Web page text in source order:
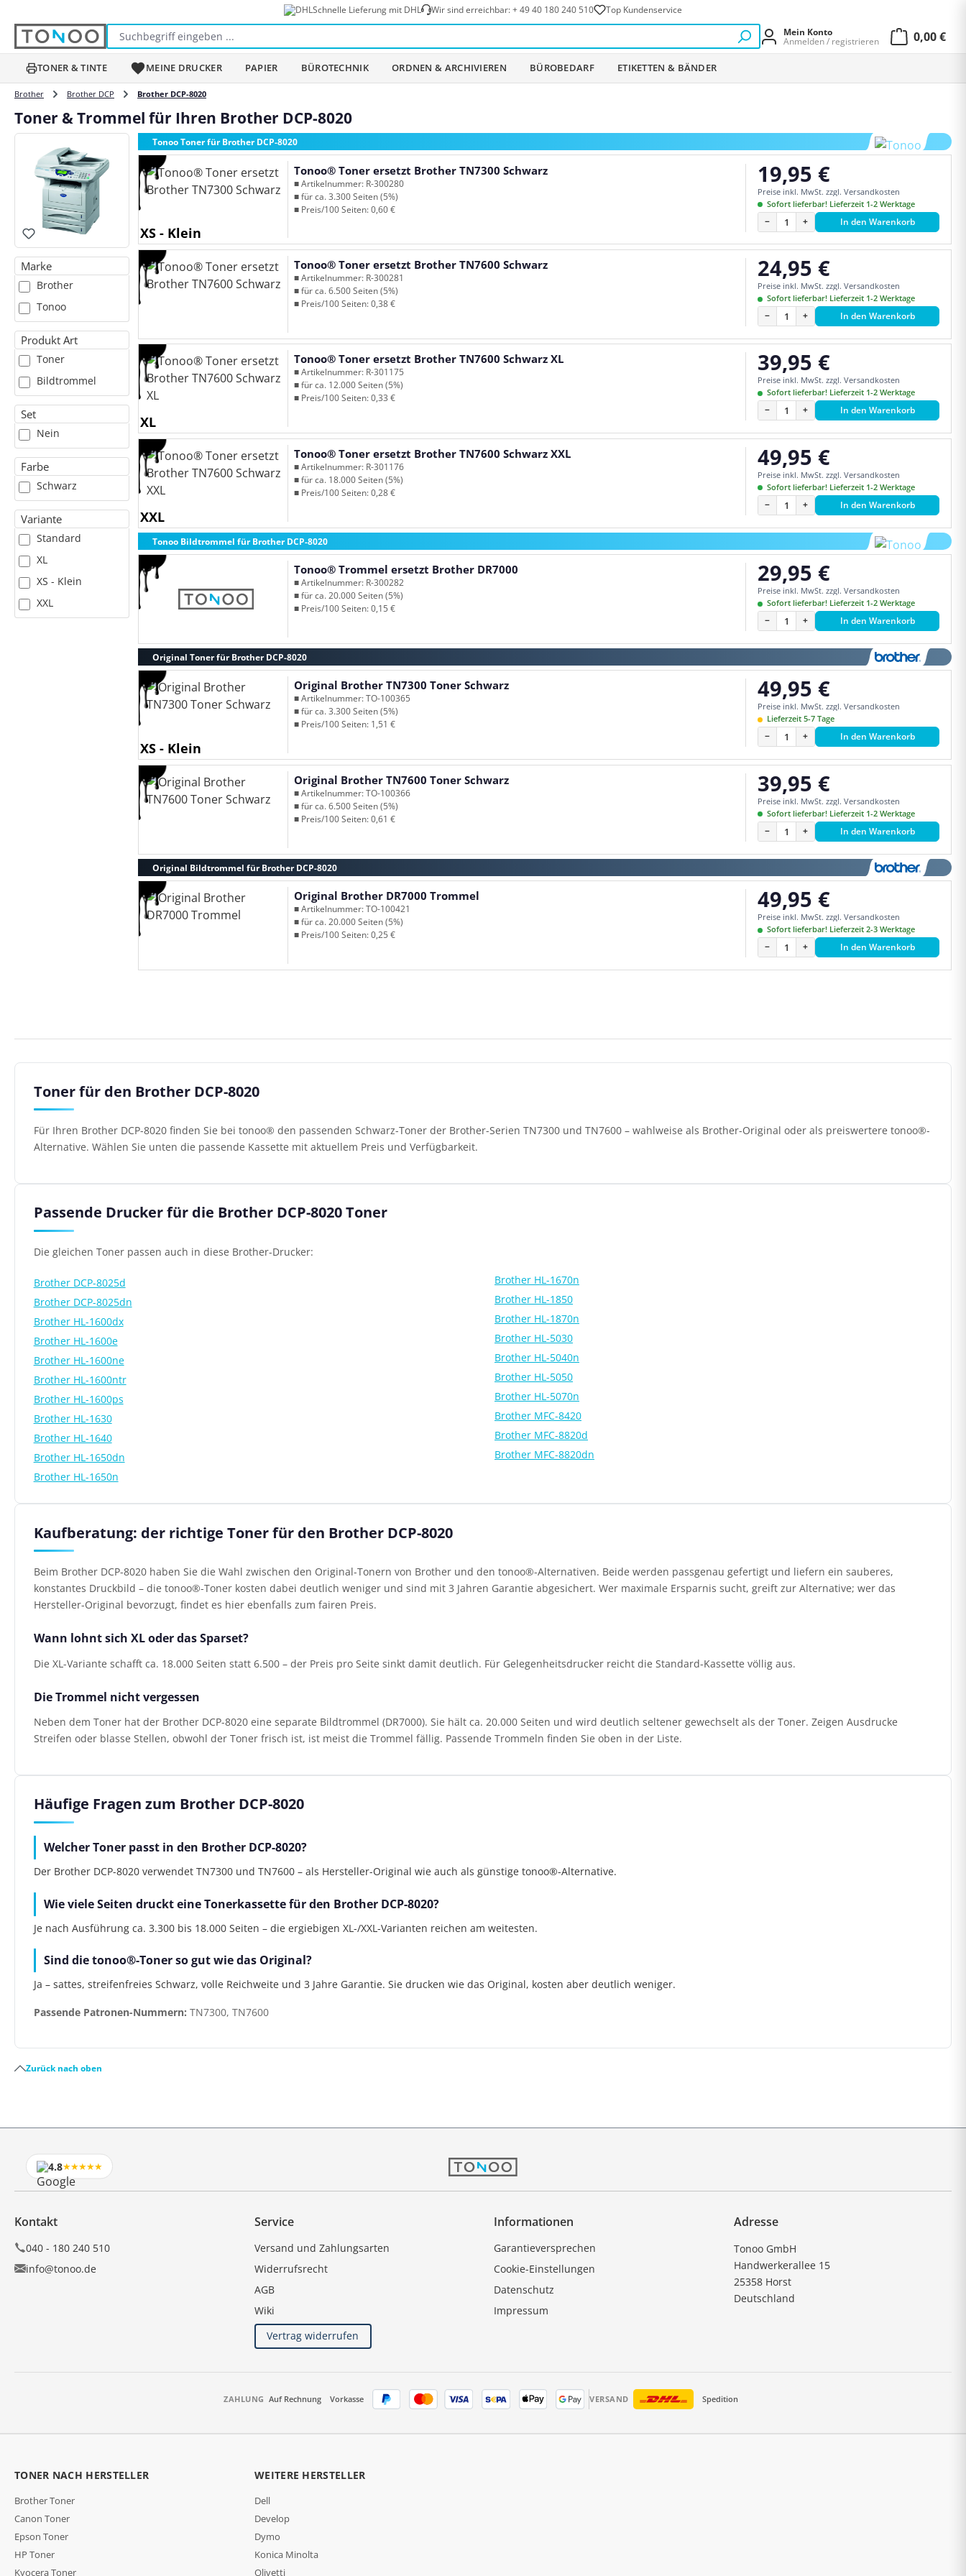
Schnelle Lieferung mit DHL Wir sind erreichbar:+ 49 40 180 240 510 Top Kundenservice
Mein Konto
Anmelden / registrieren
0,00 €
TONER & TINTE MEINE DRUCKER PAPIER BÜROTECHNIK ORDNEN & ARCHIVIEREN BÜROBEDARF ETIKETTEN & BÄNDER
Brother Brother DCP Brother DCP-8020
Toner & Trommel für Ihren Brother DCP-8020
Marke
Brother
Tonoo
Produkt Art
Toner
Bildtrommel
Set
Nein
Farbe
Schwarz
Variante
Standard
XL
XS - Klein
XXL
Tonoo Toner für Brother DCP-8020
XS - Klein
Tonoo® Toner ersetzt Brother TN7300 Schwarz
■ Artikelnummer: R-300280
■ für ca. 3.300 Seiten (5%)
■ Preis/100 Seiten: 0,60 €
Regulärer Preis:
19,95 €
Preise inkl. MwSt. zzgl. Versandkosten
Sofort lieferbar! Lieferzeit 1-2 Werktage
− + In den Warenkorb
Tonoo® Toner ersetzt Brother TN7600 Schwarz
■ Artikelnummer: R-300281
■ für ca. 6.500 Seiten (5%)
■ Preis/100 Seiten: 0,38 €
Regulärer Preis:
24,95 €
Preise inkl. MwSt. zzgl. Versandkosten
Sofort lieferbar! Lieferzeit 1-2 Werktage
− + In den Warenkorb
XL
Tonoo® Toner ersetzt Brother TN7600 Schwarz XL
■ Artikelnummer: R-301175
■ für ca. 12.000 Seiten (5%)
■ Preis/100 Seiten: 0,33 €
Regulärer Preis:
39,95 €
Preise inkl. MwSt. zzgl. Versandkosten
Sofort lieferbar! Lieferzeit 1-2 Werktage
− + In den Warenkorb
XXL
Tonoo® Toner ersetzt Brother TN7600 Schwarz XXL
■ Artikelnummer: R-301176
■ für ca. 18.000 Seiten (5%)
■ Preis/100 Seiten: 0,28 €
Regulärer Preis:
49,95 €
Preise inkl. MwSt. zzgl. Versandkosten
Sofort lieferbar! Lieferzeit 1-2 Werktage
− + In den Warenkorb
Tonoo Bildtrommel für Brother DCP-8020
Tonoo® Trommel ersetzt Brother DR7000
■ Artikelnummer: R-300282
■ für ca. 20.000 Seiten (5%)
■ Preis/100 Seiten: 0,15 €
Regulärer Preis:
29,95 €
Preise inkl. MwSt. zzgl. Versandkosten
Sofort lieferbar! Lieferzeit 1-2 Werktage
− + In den Warenkorb
Original Toner für Brother DCP-8020
XS - Klein
Original Brother TN7300 Toner Schwarz
■ Artikelnummer: TO-100365
■ für ca. 3.300 Seiten (5%)
■ Preis/100 Seiten: 1,51 €
Regulärer Preis:
49,95 €
Preise inkl. MwSt. zzgl. Versandkosten
Lieferzeit 5-7 Tage
− + In den Warenkorb
Original Brother TN7600 Toner Schwarz
■ Artikelnummer: TO-100366
■ für ca. 6.500 Seiten (5%)
■ Preis/100 Seiten: 0,61 €
Regulärer Preis:
39,95 €
Preise inkl. MwSt. zzgl. Versandkosten
Sofort lieferbar! Lieferzeit 1-2 Werktage
− + In den Warenkorb
Original Bildtrommel für Brother DCP-8020
Original Brother DR7000 Trommel
■ Artikelnummer: TO-100421
■ für ca. 20.000 Seiten (5%)
■ Preis/100 Seiten: 0,25 €
Regulärer Preis:
49,95 €
Preise inkl. MwSt. zzgl. Versandkosten
Sofort lieferbar! Lieferzeit 2-3 Werktage
− + In den Warenkorb
Toner für den Brother DCP-8020
Für Ihren Brother DCP-8020 finden Sie bei tonoo® den passenden Schwarz-Toner der Brother-Serien TN7300 und TN7600 – wahlweise als Brother-Original oder als preiswertere tonoo®-
Alternative. Wählen Sie unten die passende Kassette mit aktuellem Preis und Verfügbarkeit.
Passende Drucker für die Brother DCP-8020 Toner
Die gleichen Toner passen auch in diese Brother-Drucker:
Brother DCP-8025d
Brother DCP-8025dn
Brother HL-1600dx
Brother HL-1600e
Brother HL-1600ne
Brother HL-1600ntr
Brother HL-1600ps
Brother HL-1630
Brother HL-1640
Brother HL-1650dn
Brother HL-1650n
Brother HL-1670n
Brother HL-1850
Brother HL-1870n
Brother HL-5030
Brother HL-5040n
Brother HL-5050
Brother HL-5070n
Brother MFC-8420
Brother MFC-8820d
Brother MFC-8820dn
Kaufberatung: der richtige Toner für den Brother DCP-8020
Beim Brother DCP-8020 haben Sie die Wahl zwischen den Original-Tonern von Brother und den tonoo®-Alternativen. Beide werden passgenau gefertigt und liefern ein sauberes,
konstantes Druckbild – die tonoo®-Toner kosten dabei deutlich weniger und sind mit 3 Jahren Garantie abgesichert. Wer maximale Ersparnis sucht, greift zur Alternative; wer das
Hersteller-Original bevorzugt, findet es hier ebenfalls zum fairen Preis.
Wann lohnt sich XL oder das Sparset?
Die XL-Variante schafft ca. 18.000 Seiten statt 6.500 – der Preis pro Seite sinkt damit deutlich. Für Gelegenheitsdrucker reicht die Standard-Kassette völlig aus.
Die Trommel nicht vergessen
Neben dem Toner hat der Brother DCP-8020 eine separate Bildtrommel (DR7000). Sie hält ca. 20.000 Seiten und wird deutlich seltener gewechselt als der Toner. Zeigen Ausdrucke
Streifen oder blasse Stellen, obwohl der Toner frisch ist, ist meist die Trommel fällig. Passende Trommeln finden Sie oben in der Liste.
Häufige Fragen zum Brother DCP-8020
Welcher Toner passt in den Brother DCP-8020?
Der Brother DCP-8020 verwendet TN7300 und TN7600 – als Hersteller-Original wie auch als günstige tonoo®-Alternative.
Wie viele Seiten druckt eine Tonerkassette für den Brother DCP-8020?
Je nach Ausführung ca. 3.300 bis 18.000 Seiten – die ergiebigen XL-/XXL-Varianten reichen am weitesten.
Sind die tonoo®-Toner so gut wie das Original?
Ja – sattes, streifenfreies Schwarz, volle Reichweite und 3 Jahre Garantie. Sie drucken wie das Original, kosten aber deutlich weniger.
Passende Patronen-Nummern: TN7300, TN7600
Zurück nach oben
4.8★★★★★
Kontakt
040 - 180 240 510
info@tonoo.de
Service
Versand und Zahlungsarten
Widerrufsrecht
AGB
Wiki
Vertrag widerrufen
Informationen
Garantieversprechen
Cookie-Einstellungen
Datenschutz
Impressum
Adresse
Tonoo GmbH
Handwerkerallee 15
25358 Horst
Deutschland
ZAHLUNG Auf Rechnung Vorkasse VERSAND Spedition
TONER NACH HERSTELLER
Brother Toner
Canon Toner
Epson Toner
HP Toner
Kyocera Toner
WEITERE HERSTELLER
Dell
Develop
Dymo
Konica Minolta
Olivetti